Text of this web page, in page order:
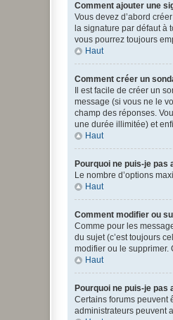
Comment ajouter une
Vous devez d’abord
la signature par défaut à
vous pourrez toujours
Haut
Comment créer un
Il est facile de créer un
message (si vous ne le
champ des réponses.
une durée illimitée) et
Haut
Pourquoi ne puis-je pas
Le nombre d’options
Haut
Comment modifier ou
Comme pour les
du sujet (c’est toujours
modifier ou le supprimer.
Haut
Pourquoi ne puis-je pas
Certains forums peuvent
administrateurs peuvent